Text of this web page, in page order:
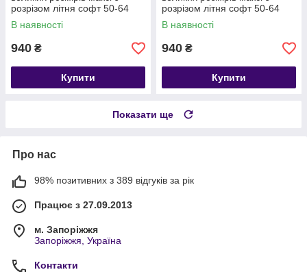
розрізом літня софт 50-64
В наявності
940 ₴
Купити
розрізом літня софт 50-64
В наявності
940 ₴
Купити
Показати ще
Про нас
98% позитивних з 389 відгуків за рік
Працює з 27.09.2013
м. Запоріжжя
Запоріжжя, Україна
Контакти